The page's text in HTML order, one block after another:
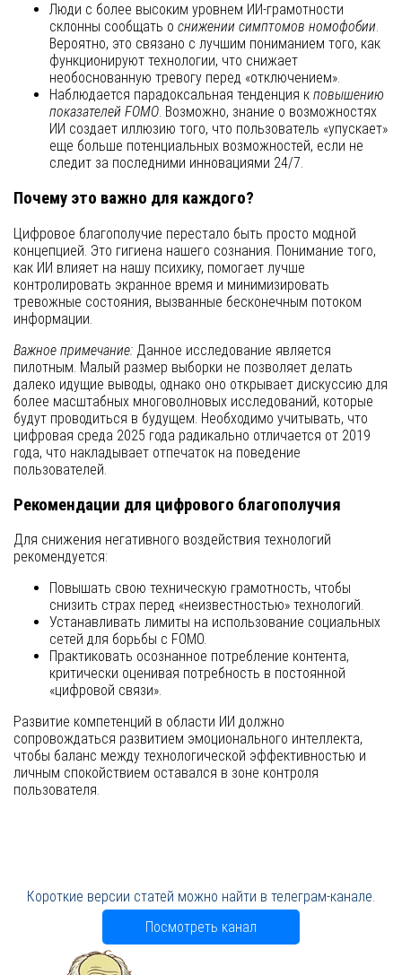
Люди с более высоким уровнем ИИ-грамотности
склонны сообщать о снижении симптомов номофобии.
Вероятно, это связано с лучшим пониманием того, как
функционируют технологии, что снижает
необоснованную тревогу перед «отключением».
Наблюдается парадоксальная тенденция к повышению
показателей FOMO. Возможно, знание о возможностях
ИИ создает иллюзию того, что пользователь «упускает»
еще больше потенциальных возможностей, если не
следит за последними инновациями 24/7.
Почему это важно для каждого?
Цифровое благополучие перестало быть просто модной
концепцией. Это гигиена нашего сознания. Понимание того,
как ИИ влияет на нашу психику, помогает лучше
контролировать экранное время и минимизировать
тревожные состояния, вызванные бесконечным потоком
информации.
Важное примечание: Данное исследование является
пилотным. Малый размер выборки не позволяет делать
далеко идущие выводы, однако оно открывает дискуссию для
более масштабных многоволновых исследований, которые
будут проводиться в будущем. Необходимо учитывать, что
цифровая среда 2025 года радикально отличается от 2019
года, что накладывает отпечаток на поведение
пользователей.
Рекомендации для цифрового благополучия
Для снижения негативного воздействия технологий
рекомендуется:
Повышать свою техническую грамотность, чтобы
снизить страх перед «неизвестностью» технологий.
Устанавливать лимиты на использование социальных
сетей для борьбы с FOMO.
Практиковать осознанное потребление контента,
критически оценивая потребность в постоянной
«цифровой связи».
Развитие компетенций в области ИИ должно
сопровождаться развитием эмоционального интеллекта,
чтобы баланс между технологической эффективностью и
личным спокойствием оставался в зоне контроля
пользователя.
Короткие версии статей можно найти в телеграм-канале.
Посмотреть канал